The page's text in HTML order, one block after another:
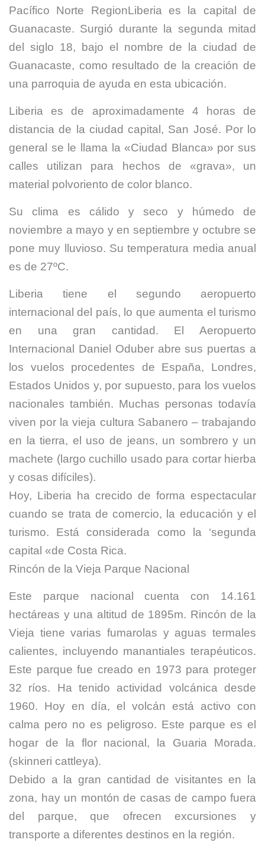
Pacífico Norte RegionLiberia es la capital de
Guanacaste. Surgió durante la segunda mitad
del siglo 18, bajo el nombre de la ciudad de
Guanacaste, como resultado de la creación de
una parroquia de ayuda en esta ubicación.
Liberia es de aproximadamente 4 horas de
distancia de la ciudad capital, San José. Por lo
general se le llama la «Ciudad Blanca» por sus
calles utilizan para hechos de «grava», un
material polvoriento de color blanco.
Su clima es cálido y seco y húmedo de
noviembre a mayo y en septiembre y octubre se
pone muy lluvioso. Su temperatura media anual
es de 27ºC.
Liberia tiene el segundo aeropuerto
internacional del país, lo que aumenta el turismo
en una gran cantidad. El Aeropuerto
Internacional Daniel Oduber abre sus puertas a
los vuelos procedentes de España, Londres,
Estados Unidos y, por supuesto, para los vuelos
nacionales también. Muchas personas todavía
viven por la vieja cultura Sabanero – trabajando
en la tierra, el uso de jeans, un sombrero y un
machete (largo cuchillo usado para cortar hierba
y cosas difíciles).
Hoy, Liberia ha crecido de forma espectacular
cuando se trata de comercio, la educación y el
turismo. Está considerada como la ‘segunda
capital «de Costa Rica.
Rincón de la Vieja Parque Nacional
Este parque nacional cuenta con 14.161
hectáreas y una altitud de 1895m. Rincón de la
Vieja tiene varias fumarolas y aguas termales
calientes, incluyendo manantiales terapéuticos.
Este parque fue creado en 1973 para proteger
32 ríos. Ha tenido actividad volcánica desde
1960. Hoy en día, el volcán está activo con
calma pero no es peligroso. Este parque es el
hogar de la flor nacional, la Guaria Morada.
(skinneri cattleya).
Debido a la gran cantidad de visitantes en la
zona, hay un montón de casas de campo fuera
del parque, que ofrecen excursiones y
transporte a diferentes destinos en la región.